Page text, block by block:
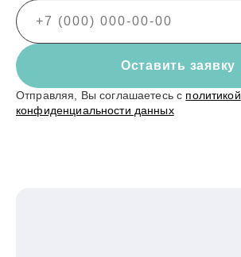
Оставить заявку
Отправляя, Вы соглашаетесь с политикой
конфиденциальности данных